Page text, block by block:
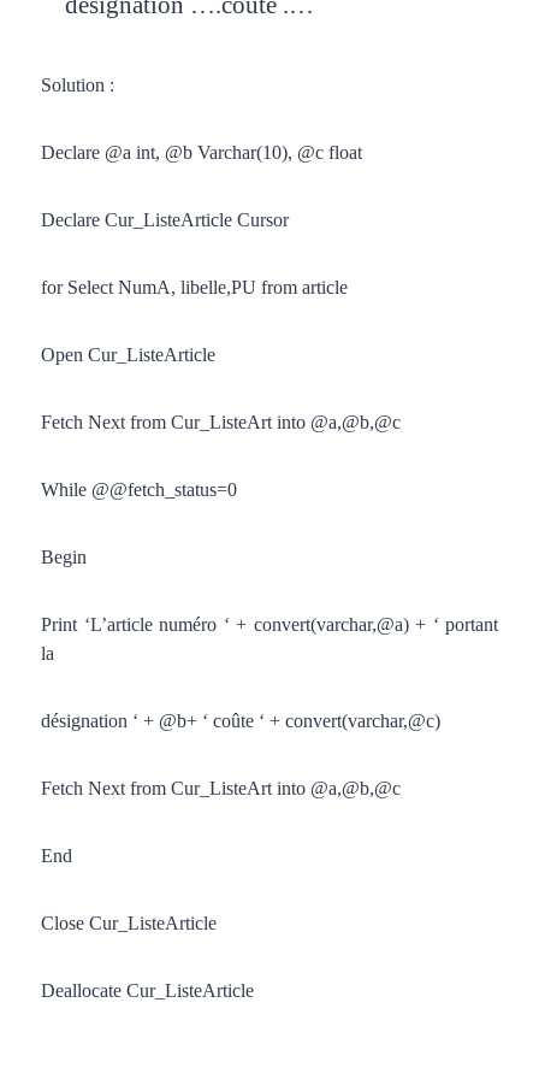
Solution :
Declare @a int, @b Varchar(10), @c float
Declare Cur_ListeArticle Cursor
for Select NumA, libelle,PU from article
Open Cur_ListeArticle
Fetch Next from Cur_ListeArt into @a,@b,@c
While @@fetch_status=0
Begin
Print ‘L’article numéro ‘ + convert(varchar,@a) + ‘ portant
la
désignation ‘ + @b+ ‘ coûte ‘ + convert(varchar,@c)
Fetch Next from Cur_ListeArt into @a,@b,@c
End
Close Cur_ListeArticle
Deallocate Cur_ListeArticle